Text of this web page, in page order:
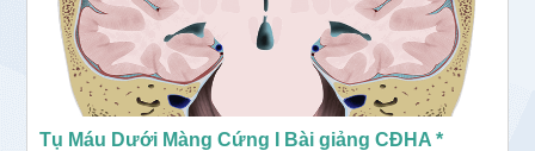
Tụ Máu Dưới Màng Cứng I Bài giảng CĐHA *